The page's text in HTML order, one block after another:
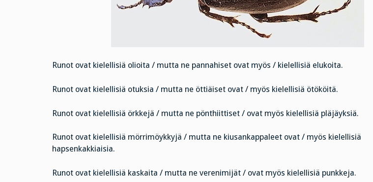
Runot ovat kielellisiä olioita / mutta ne pannahiset ovat myös / kielellisiä elukoita.
Runot ovat kielellisiä otuksia / mutta ne öttiäiset ovat / myös kielellisiä ötököitä.
Runot ovat kielellisiä örkkejä / mutta ne pönthiittiset / ovat myös kielellisiä pläjäyksiä.
Runot ovat kielellisiä mörrimöykkyjä / mutta ne kiusankappaleet ovat / myös kielellisiä
hapsenkakkiaisia.
Runot ovat kielellisiä kaskaita / mutta ne verenimijät / ovat myös kielellisiä punkkeja.